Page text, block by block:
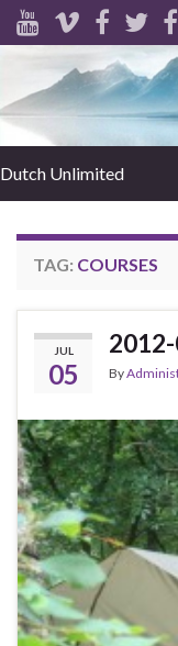
Dutch Unlimited
TAG: COURSES
JUL
05 By